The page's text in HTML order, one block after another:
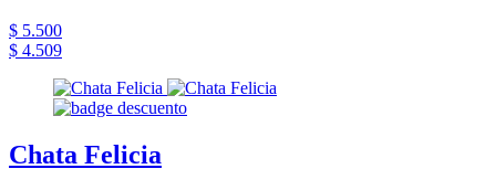
$ 5.500
$ 4.509
Chata Felicia